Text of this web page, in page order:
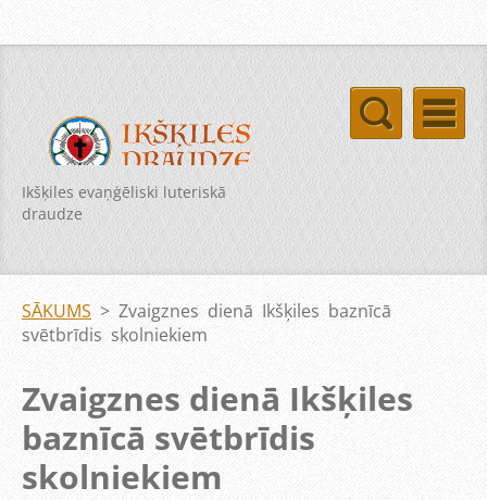
Ikšķiles evaņģēliski luteriskā
draudze
SĀKUMS > Zvaigznes dienā Ikšķiles baznīcā
svētbrīdis skolniekiem
Zvaigznes dienā Ikšķiles
baznīcā svētbrīdis
skolniekiem